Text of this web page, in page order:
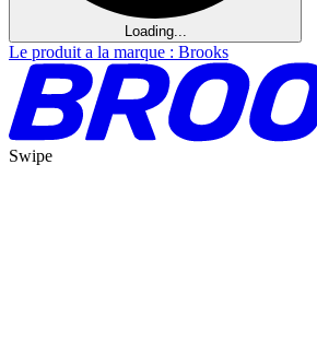
Loading...
Le produit a la marque : Brooks
Swipe